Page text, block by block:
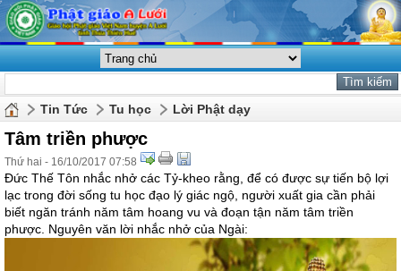
Tin Tức Tu học Lời Phật dạy
Tâm triền phược
Thứ hai - 16/10/2017 07:58
Đức Thế Tôn nhắc nhở các Tỷ-kheo rằng, để có được sự tiến bộ lợi
lạc trong đời sống tu học đạo lý giác ngộ, người xuất gia cần phải
biết ngăn tránh năm tâm hoang vu và đoạn tận năm tâm triền
phược. Nguyên văn lời nhắc nhở của Ngài: